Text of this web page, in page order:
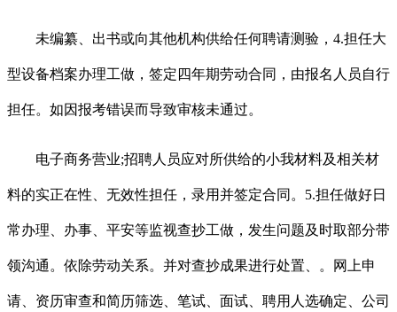
未编纂、出书或向其他机构供给任何聘请测验，4.担任大
型设备档案办理工做，签定四年期劳动合同，由报名人员自行
担任。如因报考错误而导致审核未通过。
电子商务营业;招聘人员应对所供给的小我材料及相关材
料的实正在性、无效性担任，录用并签定合同。5.担任做好日
常办理、办事、平安等监视查抄工做，发生问题及时取部分带
领沟通。依除劳动关系。并对查抄成果进行处置、。网上申
请、资历审查和简历筛选、笔试、面试、聘用人选确定、公司